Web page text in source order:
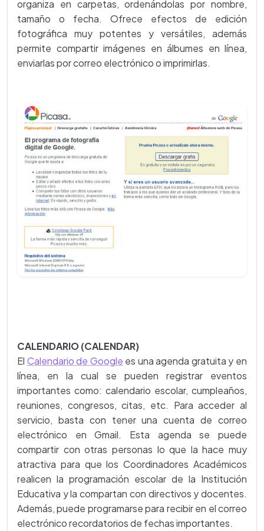
organiza en carpetas, ordenándolas por nombre,
tamaño o fecha. Ofrece efectos de edición
fotográfica muy potentes y versátiles, además
permite compartir imágenes en álbumes en línea,
enviarlas por correo electrónico o imprimirlas.
CALENDARIO (CALENDAR)
El Calendario de Google es una agenda gratuita y en
línea, en la cual se pueden registrar eventos
importantes como: calendario escolar, cumpleaños,
reuniones, congresos, citas, etc. Para acceder al
servicio, basta con tener una cuenta de correo
electrónico en Gmail. Esta agenda se puede
compartir con otras personas lo que la hace muy
atractiva para que los Coordinadores Académicos
realicen la programación escolar de la Institución
Educativa y la compartan con directivos y docentes.
Además, puede programarse para recibir en el correo
electrónico recordatorios de fechas importantes.